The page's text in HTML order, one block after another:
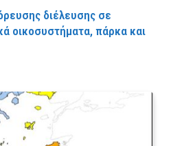
διέλευσης σε
οικοσυστήματα, πάρκα και